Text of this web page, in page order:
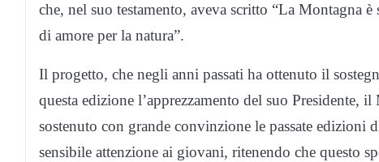
che, nel suo testamento, aveva scritto “La Montagna
di amore per la natura”.
Il progetto, che negli anni passati ha ottenuto il
questa edizione l’apprezzamento del suo Presidente,
sostenuto con grande convinzione le passate
sensibile attenzione ai giovani, ritenendo che questo